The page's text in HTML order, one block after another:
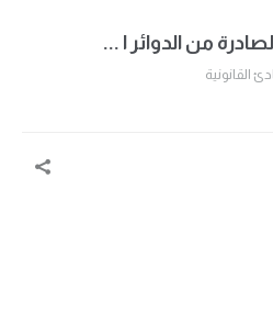
من الدوائر ا ...
القانونية